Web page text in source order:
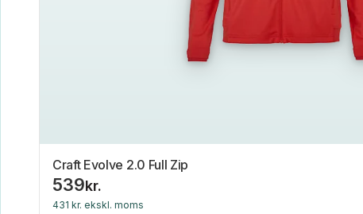
Craft Evolve 2.0 Full Zip
539kr.
431 kr. ekskl. moms